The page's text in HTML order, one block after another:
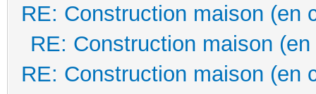
RE: Construction maison (en
RE: Construction maison
RE: Construction maison (en